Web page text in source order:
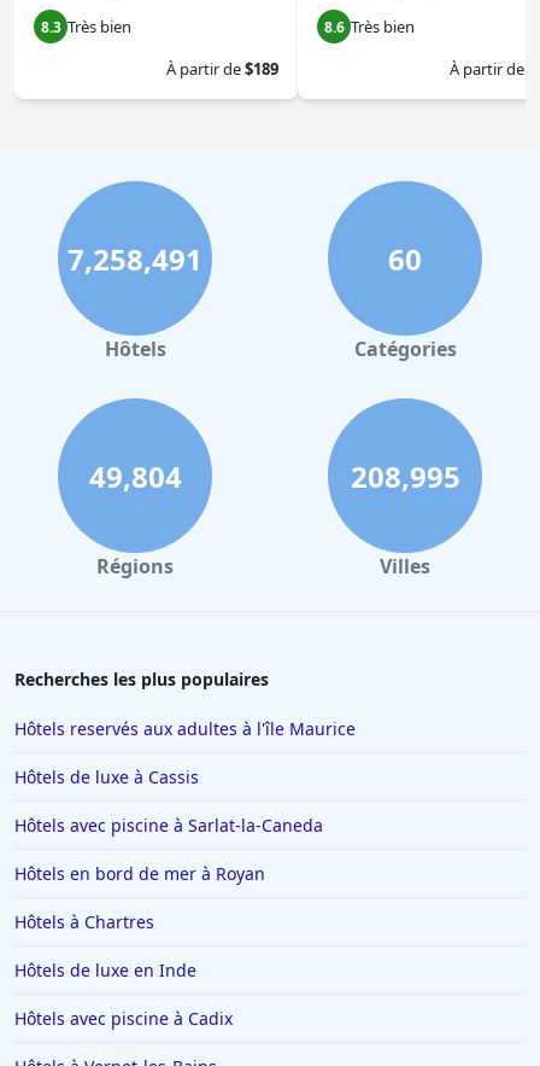
8.3 Très bien
À partir de$189
8.6 Très bien
À partir de
7,258,491
Hôtels
60
Catégories
49,804
Régions
208,995
Villes
Recherches les plus populaires
Hôtels reservés aux adultes à l'île Maurice
Hôtels de luxe à Cassis
Hôtels avec piscine à Sarlat-la-Caneda
Hôtels en bord de mer à Royan
Hôtels à Chartres
Hôtels de luxe en Inde
Hôtels avec piscine à Cadix